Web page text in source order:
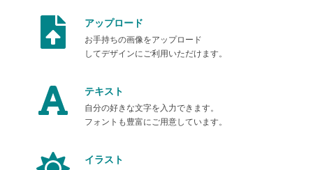
アップロード
お手持ちの画像をアップロード
してデザインにご利用いただけます。
テキスト
自分の好きな文字を入力できます。
フォントも豊富にご用意しています。
イラスト